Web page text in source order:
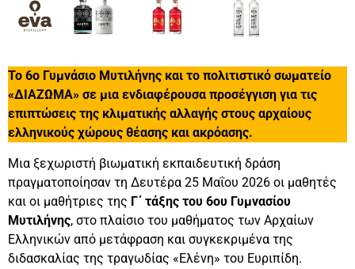
Το 6ο Γυμνάσιο Μυτιλήνης και το πολιτιστικό σωματείο
«ΔΙΑΖΩΜΑ» σε μια ενδιαφέρουσα προσέγγιση για τις
επιπτώσεις της κλιματικής αλλαγής στους αρχαίους
ελληνικούς χώρους θέασης και ακρόασης.
Μια ξεχωριστή βιωματική εκπαιδευτική δράση
πραγματοποίησαν τη Δευτέρα 25 Μαΐου 2026 οι μαθητές
και οι μαθήτριες της Γ΄ τάξης του 6ου Γυμνασίου
Μυτιλήνης, στο πλαίσιο του μαθήματος των Αρχαίων
Ελληνικών από μετάφραση και συγκεκριμένα της
διδασκαλίας της τραγωδίας «Ελένη» του Ευριπίδη.